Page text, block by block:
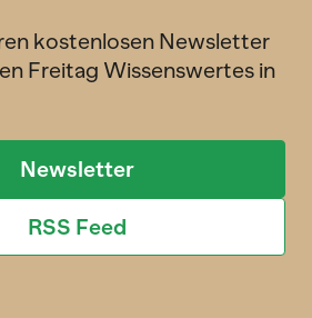
kostenlosen Newsletter
Freitag Wissenswertes in
Newsletter
RSS Feed